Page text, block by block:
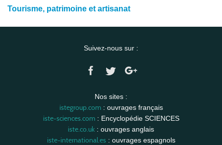
Tourisme, patrimoine et artisanat
Suivez-nous sur :
Nos sites :
istegroup.com: ouvrages français
iste-sciences.com: Encyclopédie SCIENCES
iste.co.uk : ouvrages anglais
iste-international.es: ouvrages espagnols